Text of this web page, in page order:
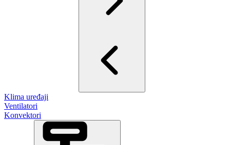
Klima uređaji
Ventilatori
Konvektori